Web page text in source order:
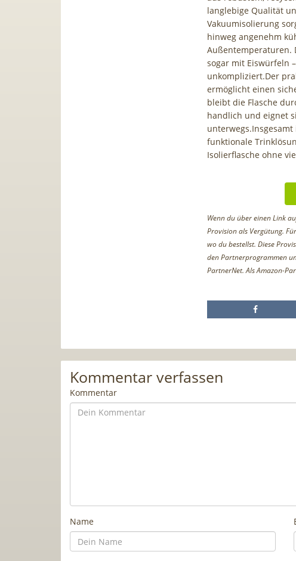
langlebige Qualität
Vakuumisolierung
hinweg angenehm
Außentemperaturen.
sogar mit Eiswürfeln
unkompliziert.Der
ermöglicht einen
bleibt die Flasche
handlich und eignet
funktionale
Isolierflasche ohne
Wenn du über einen Link
Provision als Vergütung.
wo du bestellst. Diese
den Partnerprogrammen
PartnerNet. Als Amazon-
Kommentar verfassen
Kommentar
Name